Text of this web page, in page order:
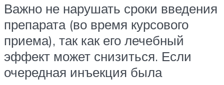
Важно не нарушать сроки введения
препарата (во время курсового
приема), так как его лечебный
эффект может снизиться. Если
очередная инъекция была